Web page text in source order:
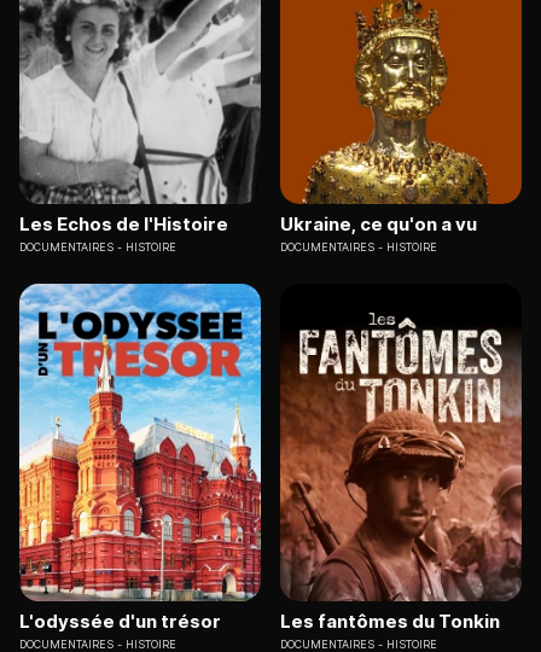
Les Echos de l'Histoire
DOCUMENTAIRES HISTOIRE
Ukraine, ce qu'on a vu
DOCUMENTAIRES HISTOIRE
L'odyssée d'un trésor
DOCUMENTAIRES HISTOIRE
Les fantômes du Tonkin
DOCUMENTAIRES HISTOIRE